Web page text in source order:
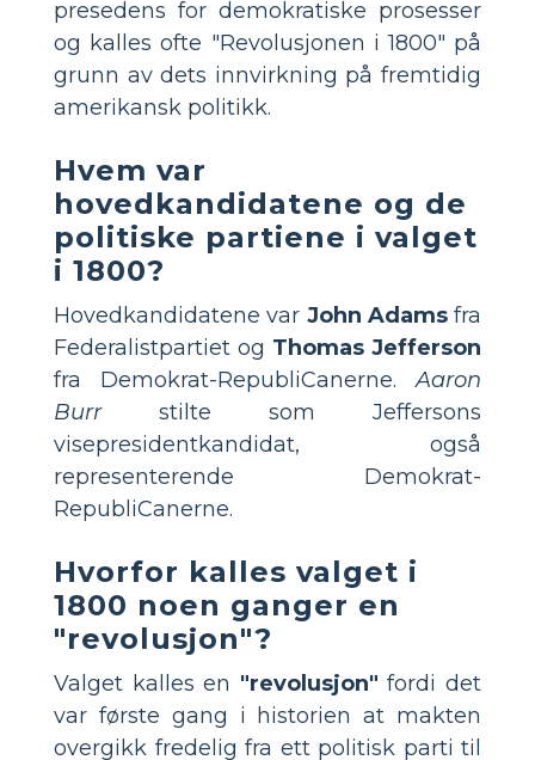
presedens for demokratiske prosesser
og kalles ofte "Revolusjonen i 1800" på
grunn av dets innvirkning på fremtidig
amerikansk politikk.
Hvem var
hovedkandidatene og de
politiske partiene i valget
i 1800?
Hovedkandidatene var John Adamsfra
Federalistpartiet og Thomas Jefferson
fra Demokrat-RepubliCanerne.Aaron
Burrstilte som Jeffersons
visepresidentkandidat, også
representerende Demokrat-
RepubliCanerne.
Hvorfor kalles valget i
1800 noen ganger en
"revolusjon"?
Valget kalles en "revolusjon" fordi det
var første gang i historien at makten
overgikk fredelig fra ett politisk parti til